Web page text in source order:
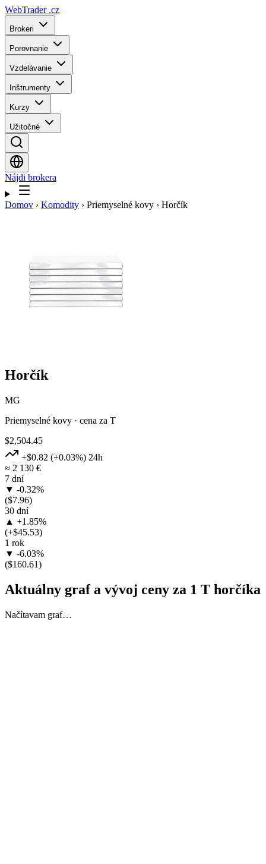
WebTrader .cz
Brokeri
Porovnanie
Vzdelávanie
Inštrumenty
Kurzy
Užitočné
Nájdi brokera
Domov › Komodity › Priemyselné kovy › Horčík
Horčík
MG
Priemyselné kovy · cena za T
$2,504.45
+$0.82 (+0.03%) 24h
≈ 2 130 €
7 dní
▼ -0.32%
($7.96)
30 dní
▲ +1.85%
(+$45.53)
1 rok
▼ -6.03%
($160.61)
Aktuálny graf a vývoj ceny za 1 T horčíka
Načítavam graf…